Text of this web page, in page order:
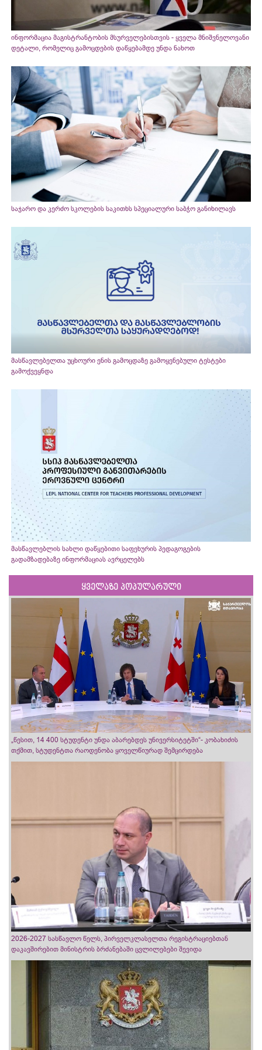
ინფორმაცია მაგისტრანტობის მსურველებისთვის - ყველა მნიშვნელოვანი
დეტალი, რომელიც გამოცდების დაწყებამდე უნდა ნახოთ
საჯარო და კერძო სკოლების საკითხს სპეციალური საბჭო განიხილავს
მასწავლებელთა უცხოური ენის გამოცდაზე გამოყენებული ტესტები
გამოქვეყნდა
მასწავლებლის სახლი დაწყებითი საფეხურის პედაგოგების
გადამზადებაზე ინფორმაციას ავრცელებს
ყველაზე პოპულარული
„წესით, 14 400 სტუდენტი უნდა აბარებდეს უნივერსიტეტში“- კობახიძის
თქმით, სტუდენტთა რაოდენობა ყოველწიურად შემცირდება
2026-2027 სასწავლო წელს, პირველკლასელთა რეგისტრაციებთან
დაკავშირებით მინისტრის ბრძანებაში ცვლილებები შევიდა